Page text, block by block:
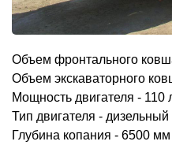
Объем фронтального
Объем экскаваторного
Мощность двигателя - 110
Тип двигателя - дизельный
Глубина копания - 6500 мм